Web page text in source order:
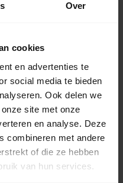
Over
cookies
en advertenties te
social media te bieden
Ook delen we
site met onze
en analyse. Deze
combineren met andere
of die ze hebben
van hun services.
per Chat, Telefon oder